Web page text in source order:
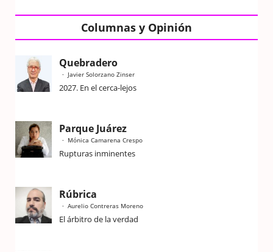
Columnas y Opinión
Quebradero
Javier Solorzano Zinser
2027. En el cerca-lejos
Parque Juárez
Mónica Camarena Crespo
Rupturas inminentes
Rúbrica
Aurelio Contreras Moreno
El árbitro de la verdad